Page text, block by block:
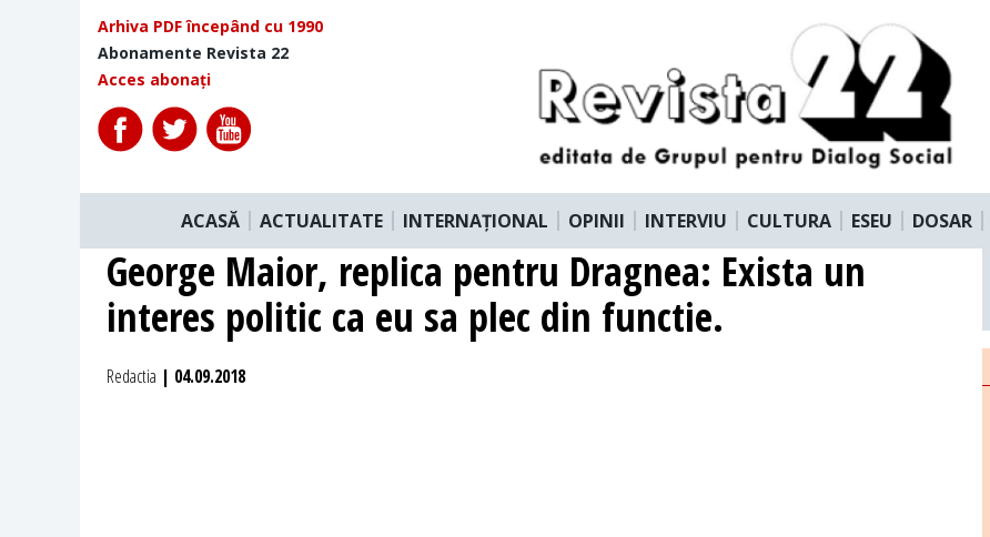
Arhiva PDF începând cu 1990
Abonamente Revista 22
Acces abonați
ACASĂ ACTUALITATE INTERNAȚIONAL OPINII INTERVIU CULTURA ESEU DOSAR
George Maior, replica pentru Dragnea: Exista un
interes politic ca eu sa plec din functie.
Redactia | 04.09.2018